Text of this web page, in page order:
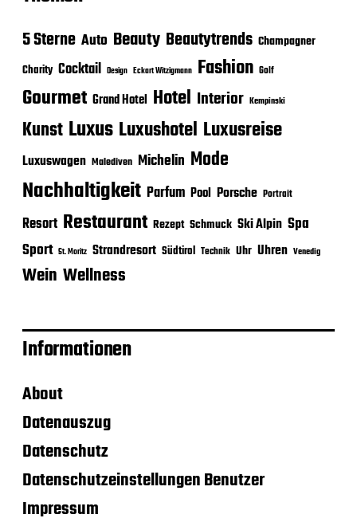
5 Sterne Auto Beauty Beautytrends Champagner
Charity Cocktail Design Eckart Witzigmann Fashion Golf
Gourmet Grand Hotel Hotel Interior Kempinski
Kunst Luxus Luxushotel Luxusreise
Luxuswagen Malediven Michelin Mode
Nachhaltigkeit Parfum Pool Porsche Portrait
Resort Restaurant Rezept Schmuck Ski Alpin Spa
Sport St. Moritz Strandresort Südtirol Technik Uhr Uhren Venedig
Wein Wellness
Informationen
About
Datenauszug
Datenschutz
Datenschutzeinstellungen Benutzer
Impressum